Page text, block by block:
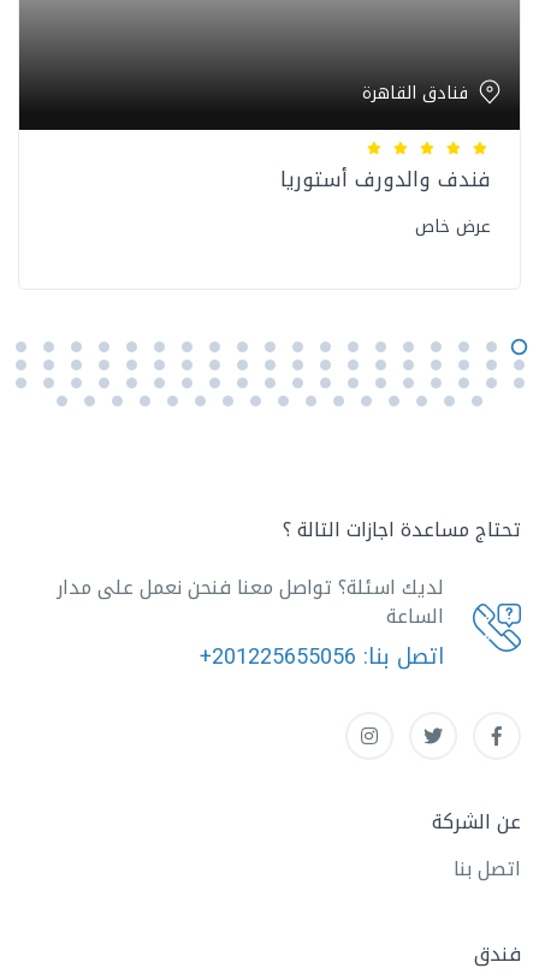
فنادق القاهرة
فندف والدورف أستوريا
عرض خاص
تحتاج مساعدة اجازات التالة ؟
لديك اسئلة؟ تواصل معنا فنحن نعمل على مدار
الساعة
اتصل بنا: +201225655056
عن الشركة
اتصل بنا
فندق